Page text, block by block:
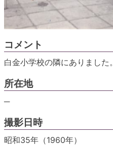
コメント
白金小学校の隣にありました。
所在地
─
撮影日時
昭和35年（1960年）